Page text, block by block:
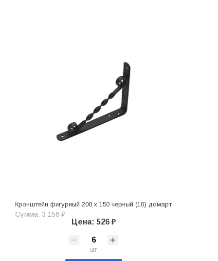
Кронштейн фигурный 200 х 150 черный (10) домарт
Сумма: 3 156 ₽
Цена: 526 ₽
шт